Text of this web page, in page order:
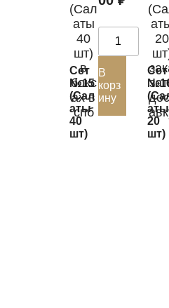
Сет
№15
(Сал
аты
40
шт)
В
корз
ину
Сет
аты
20
шт)